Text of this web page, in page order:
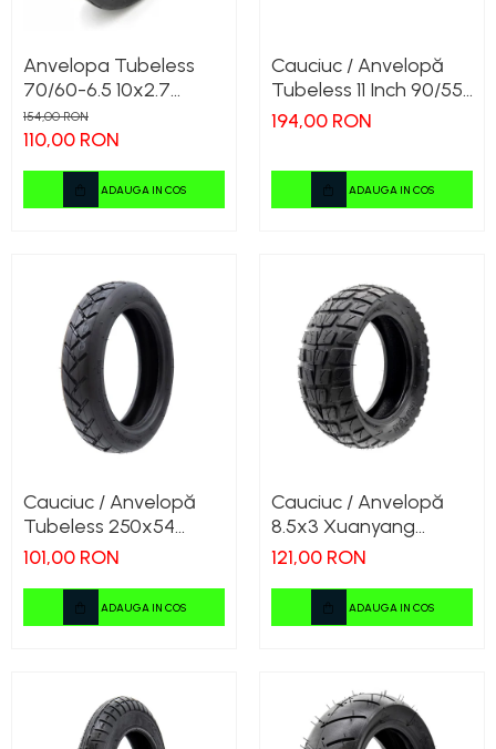
Anvelopa Tubeless
70/60-6.5 10x2.7
Hitway
154,00 RON
110,00 RON
ADAUGA IN COS
Cauciuc / Anvelopă
Tubeless 11 Inch 90/55-
6 Xuancheng
194,00 RON
ADAUGA IN COS
Cauciuc / Anvelopă
Tubeless 250x54
Xiaomi Mi4 Original
101,00 RON
ADAUGA IN COS
Cauciuc / Anvelopă
8.5x3 Xuanyang
KuKirin G2 Pro 2023
121,00 RON
ADAUGA IN COS